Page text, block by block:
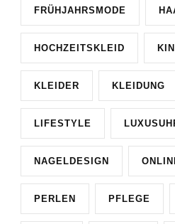
FRÜHJAHRSMODE
HOCHZEITSKLEID
KLEIDER KLEIDUNG
LIFESTYLE
NAGELDESIGN
PERLEN PFLEGE